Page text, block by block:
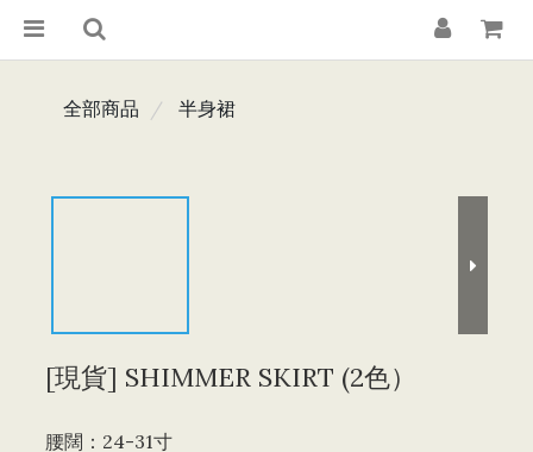
全部商品 半身裙
[現貨] SHIMMER SKIRT (2色）
腰闊：24-31寸